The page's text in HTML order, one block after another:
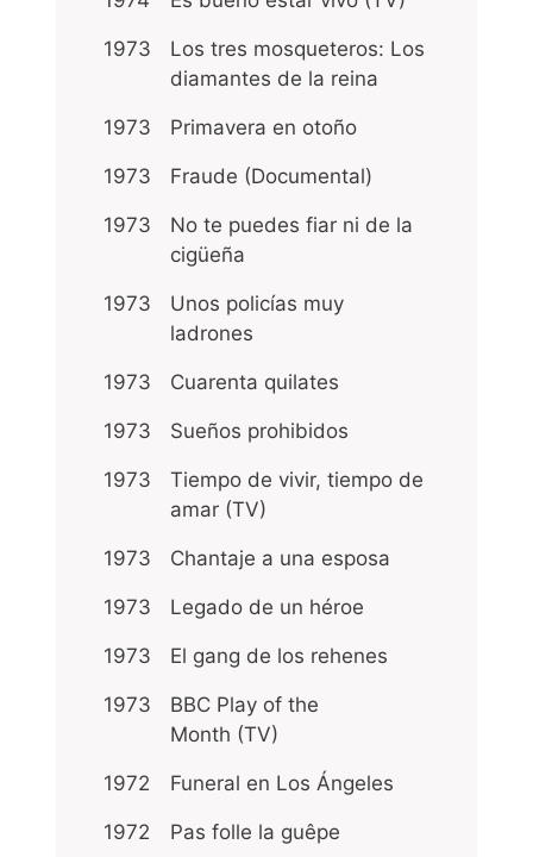
1973
Los tres mosqueteros: Los
diamantes de la reina
1973 Primavera en otoño
1973 Fraude (Documental)
1973
No te puedes fiar ni de la
cigüeña
1973
Unos policías muy
ladrones
1973 Cuarenta quilates
1973 Sueños prohibidos
1973
Tiempo de vivir, tiempo de
amar (TV)
1973 Chantaje a una esposa
1973 Legado de un héroe
1973 El gang de los rehenes
1973
BBC Play of the
Month (TV)
1972 Funeral en Los Ángeles
1972 Pas folle la guêpe